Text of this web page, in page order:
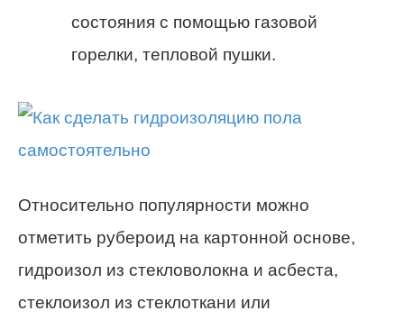
состояния с помощью газовой
горелки, тепловой пушки.
Относительно популярности можно
отметить рубероид на картонной основе,
гидроизол из стекловолокна и асбеста,
стеклоизол из стеклоткани или